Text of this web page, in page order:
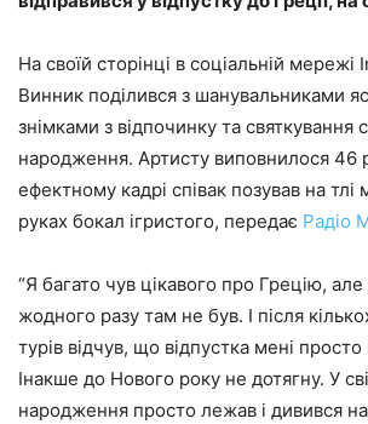
На своїй сторінці в соціальній
Винник поділився з шанувальниками
знімками з відпочинку та святкування
народження. Артисту виповнилося 46
ефектному кадрі співак позував на
руках бокал ігристого, передає Радіо
“Я багато чув цікавого про Грецію, але
жодного разу там не був. І після
турів відчув, що відпустка мені просто
Інакше до Нового року не дотягну. У
народження просто лежав і дивився